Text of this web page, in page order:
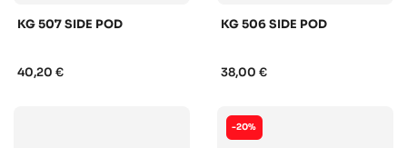
KG 507 SIDE POD
40,20 €
KG 506 SIDE POD
38,00 €
-20%